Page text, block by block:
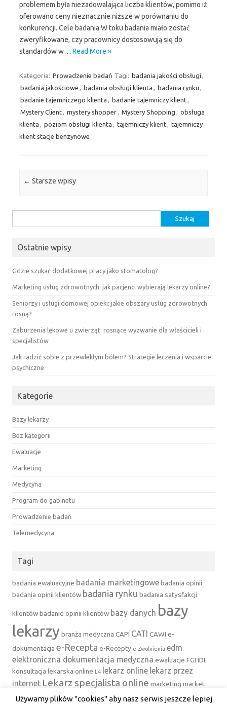
problemem była niezadowalająca liczba klientów, pomimo iż
oferowano ceny nieznacznie niższe w porównaniu do
konkurencji. Cele badania W toku badania miało zostać
zweryfikowane, czy pracownicy dostosowują się do
standardów w… Read More »
Kategoria: Prowadzenie badań Tagi: badania jakości obsługi ,
badania jakościowe , badania obsługi klienta , badania rynku ,
badanie tajemniczego klienta , badanie tajemniczy klient,
Mystery Client, mystery shopper, Mystery Shopping , obsługa
klienta , poziom obsługi klienta , tajemniczy klient, tajemniczy
klient stacje benzynowe
Nawigacja wpisu
← Starsze wpisy
Ostatnie wpisy
Gdzie szukać dodatkowej pracy jako stomatolog?
Marketing usług zdrowotnych: jak pacjenci wybierają lekarzy online?
Seniorzy i usługi domowej opieki: jakie obszary usług zdrowotnych
rosną?
Zaburzenia lękowe u zwierząt: rosnące wyzwanie dla właścicieli i
specjalistów
Jak radzić sobie z przewlekłym bólem? Strategie leczenia i wsparcie
psychiczne
Kategorie
Bazy lekarzy
Bez kategorii
Ewaluacje
Marketing
Medycyna
Program do gabinetu
Prowadzenie badań
Telemedycyna
Tagi
badania ewaluacyjne badania marketingowebadania opinii
badania opinii klientów badania rynku badania satysfakcji
klientówbadanie opinii klientów bazy danych bazy
lekarzy branża medyczna CAPI CATI CAWI e-
dokumentacja e-Recepta e-Recepty e-Zwolnienia edm
elektroniczna dokumentacja medyczna ewaluacje FGI IDI
konsultacja lekarska online L4 lekarz online lekarz przez
internet Lekarz specjalista online marketing market
researchmedfile Mystery Client mystery shopper Mystery
Używamy plików "cookies" aby nasz serwis jeszcze lepiej